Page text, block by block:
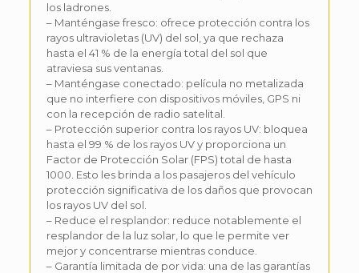
los ladrones.
– Manténgase fresco: ofrece protección contra los
rayos ultravioletas (UV) del sol, ya que rechaza
hasta el 41 % de la energía total del sol que
atraviesa sus ventanas.
– Manténgase conectado: película no metalizada
que no interfiere con dispositivos móviles, GPS ni
con la recepción de radio satelital.
– Protección superior contra los rayos UV: bloquea
hasta el 99 % de los rayos UV y proporciona un
Factor de Protección Solar (FPS) total de hasta
1000. Esto les brinda a los pasajeros del vehículo
protección significativa de los daños que provocan
los rayos UV del sol.
– Reduce el resplandor: reduce notablemente el
resplandor de la luz solar, lo que le permite ver
mejor y concentrarse mientras conduce.
– Garantía limitada de por vida: una de las garantías